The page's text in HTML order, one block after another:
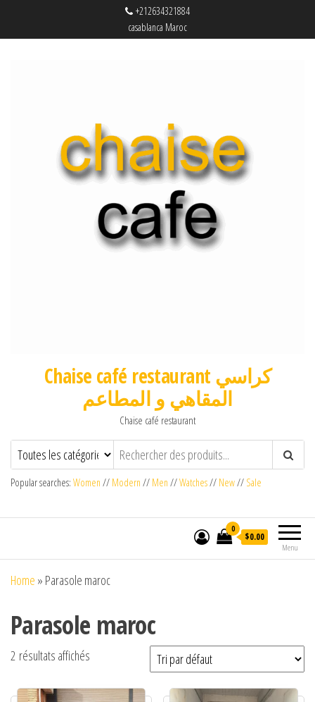
+212634321884
casablanca Maroc
Chaise café restaurant كراسي
المقاهي و المطاعم
Chaise café restaurant
Popular searches: Women // Modern // Men //Watches// New// Sale
Menu
0
$0.00
Home » Parasole maroc
Parasole maroc
2 résultats affichés